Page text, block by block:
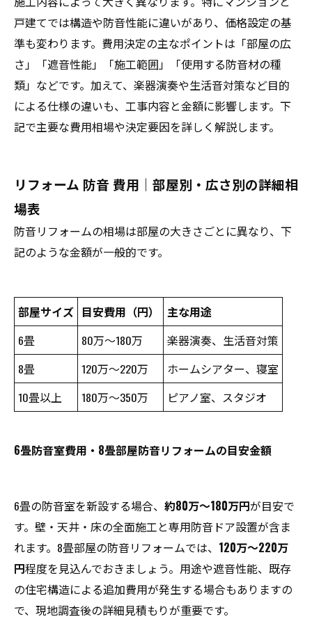
戸建てでは構造や防音性能に違いがあり、価格設定の基
準も変わります。費用決定の主なポイントは「部屋の広
さ」「遮音性能」「施工範囲」「使用する防音材の種
類」などです。加えて、楽器演奏や生活音対策など目的
による仕様の違いも、工事内容と金額に影響します。下
記で主要な費用相場や決定要因を詳しく解説します。
リフォーム 防音 費用｜部屋別・広さ別の詳細相
場表
防音リフォームの相場は部屋の大きさごとに異なり、下
記のような金額が一般的です。
部屋サイズ 目安費用（円）
主な用途
6畳
80万～180万
楽器演奏、生活音対策
8畳
120万～220万
ホームシアター、寝室
10畳以上
180万～350万 ピアノ室、スタジオ
6畳防音室費用・8畳部屋防音リフォームの目安金額
6畳の防音室を新設する場合、 約80万～180万円が目安で
す。壁・天井・床の全面施工と専用防音ドア設置が含ま
れます。8畳部屋の防音リフォームでは、 120万～220万
円程度を見込んでおきましょう。用途や遮音性能、既存
の住宅構造による追加費用が発生する場合もありますの
で、現地調査後の詳細見積もりが重要です。